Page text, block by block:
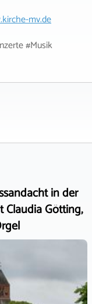
mv.de
#Musik
in der
Claudia Götting,